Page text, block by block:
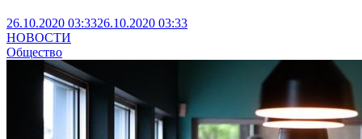
26.10.2020 03:3326.10.2020 03:33
НОВОСТИ
Общество